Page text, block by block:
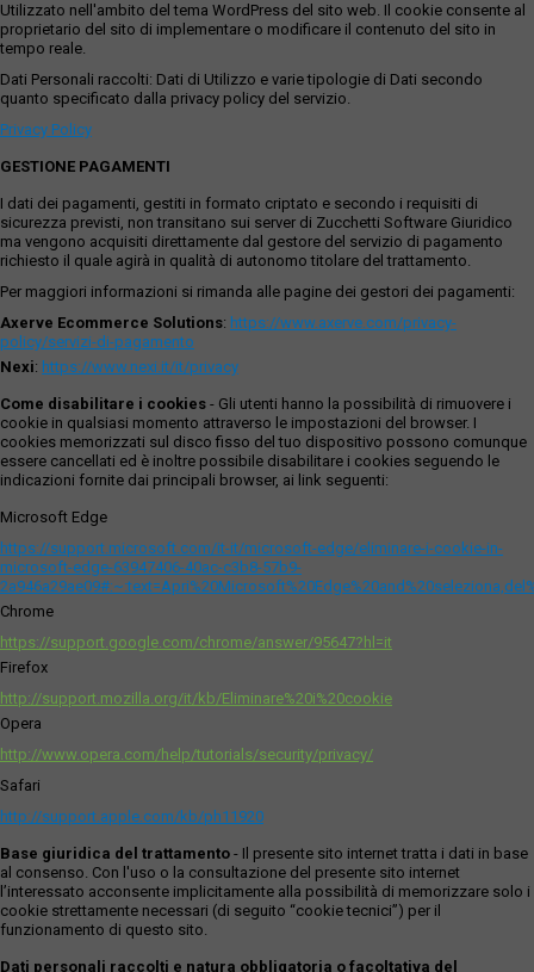
Utilizzato nell'ambito del tema WordPress del sito web. Il cookie consente al
proprietario del sito di implementare o modificare il contenuto del sito in
tempo reale.
Dati Personali raccolti: Dati di Utilizzo e varie tipologie di Dati secondo
quanto specificato dalla privacy policy del servizio.
Privacy Policy
GESTIONE PAGAMENTI
I dati dei pagamenti, gestiti in formato criptato e secondo i requisiti di
sicurezza previsti, non transitano sui server di Zucchetti Software Giuridico
ma vengono acquisiti direttamente dal gestore del servizio di pagamento
richiesto il quale agirà in qualità di autonomo titolare del trattamento.
Per maggiori informazioni si rimanda alle pagine dei gestori dei pagamenti:
Axerve Ecommerce Solutions: https://www.axerve.com/privacy-
policy/servizi-di-pagamento
Nexi: https://www.nexi.it/it/privacy
Come disabilitare i cookies - Gli utenti hanno la possibilità di rimuovere i
cookie in qualsiasi momento attraverso le impostazioni del browser. I
cookies memorizzati sul disco fisso del tuo dispositivo possono comunque
essere cancellati ed è inoltre possibile disabilitare i cookies seguendo le
indicazioni fornite dai principali browser, ai link seguenti:
Microsoft Edge
https://support.microsoft.com/it-it/microsoft-edge/eliminare-i-cookie-in-
microsoft-edge-63947406-40ac-c3b8-57b9-
Chrome
https://support.google.com/chrome/answer/95647?hl=it
Firefox
http://support.mozilla.org/it/kb/Eliminare%20i%20cookie
Opera
http://www.opera.com/help/tutorials/security/privacy/
Safari
http://support.apple.com/kb/ph11920
Base giuridica del trattamento - Il presente sito internet tratta i dati in base
al consenso. Con l'uso o la consultazione del presente sito internet
l’interessato acconsente implicitamente alla possibilità di memorizzare solo i
cookie strettamente necessari (di seguito “cookie tecnici”) per il
funzionamento di questo sito.
Dati personali raccolti e natura obbligatoria o facoltativa del